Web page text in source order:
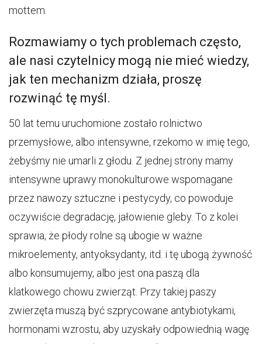
mottem.
Rozmawiamy o tych problemach często,
ale nasi czytelnicy mogą nie mieć wiedzy,
jak ten mechanizm działa, proszę
rozwinąć tę myśl.
50 lat temu uruchomione zostało rolnictwo
przemysłowe, albo intensywne, rzekomo w imię tego,
żebyśmy nie umarli z głodu. Z jednej strony mamy
intensywne uprawy monokulturowe wspomagane
przez nawozy sztuczne i pestycydy, co powoduje
oczywiście degradację, jałowienie gleby. To z kolei
sprawia, że płody rolne są ubogie w ważne
mikroelementy, antyoksydanty, itd. i tę ubogą żywność
albo konsumujemy, albo jest ona paszą dla
klatkowego chowu zwierząt. Przy takiej paszy
zwierzęta muszą być szprycowane antybiotykami,
hormonami wzrostu, aby uzyskały odpowiednią wagę